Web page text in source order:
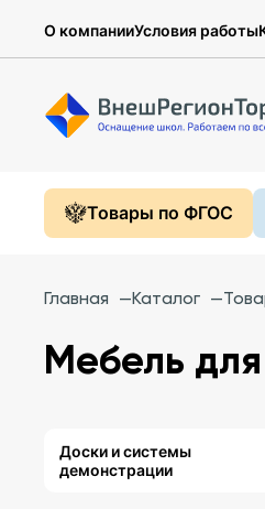
О компанииУсловия работы
Товары по ФГОС
Главная —Каталог —
Мебель
Доски и системы
демонстрации